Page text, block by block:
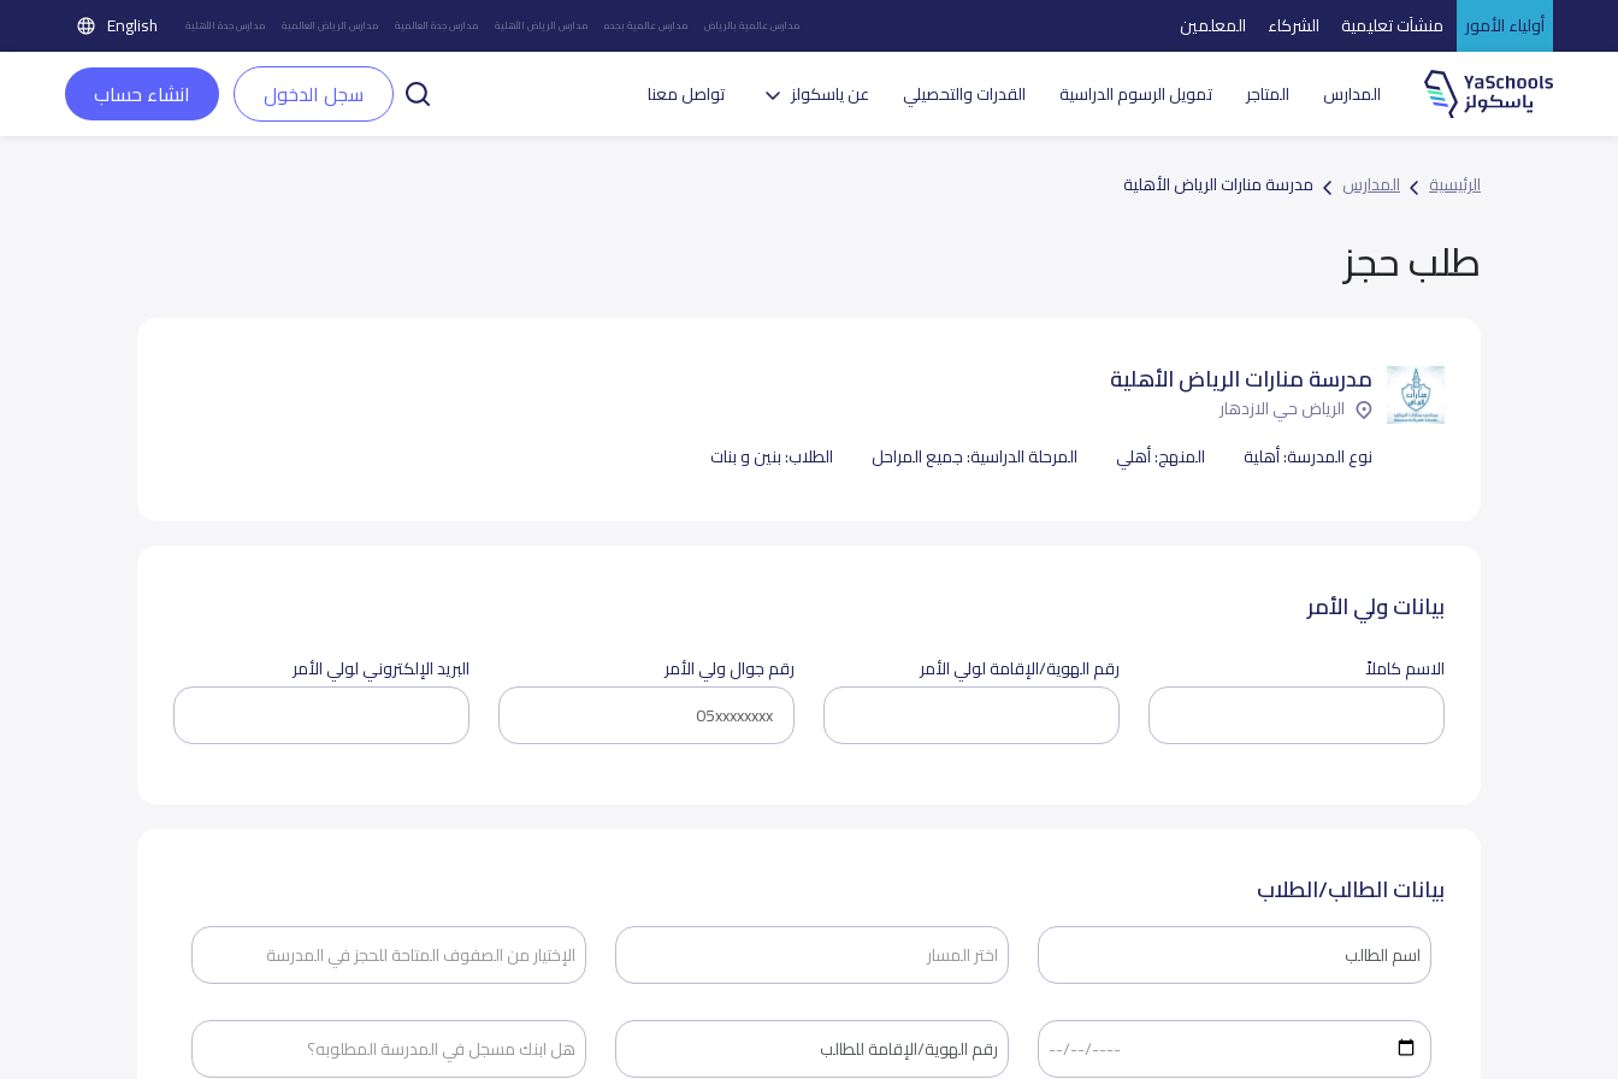
أولياء الأمور منشآت تعليمية الشركاء المعلمين مدارس عالمية بالرياض مدارس عالمية بجده مدارس الرياض الأهلية مدارس جدة العالمية مدارس الرياض العالمية مدارس جدة الأهلية English
المدارس المتاجر تمويل الرسوم الدراسية القدرات والتحصيلي عن ياسكولز تواصل معنا سجل الدخول انشاء حساب
الرئيسية المدارس مدرسة منارات الرياض الأهلية
طلب حجز
مدرسة منارات الرياض الأهلية
الرياض حي الازدهار
نوع المدرسة:أهلية المنهج:أهلي المرحلة الدراسية:جميع المراحل الطلاب:بنين و بنات
بيانات ولي الأمر
الاسم كاملاً رقم الهوية/الإقامة لولي الأمر رقم جوال ولي الأمر البريد الإلكتروني لولي الأمر
بيانات الطالب/الطلاب